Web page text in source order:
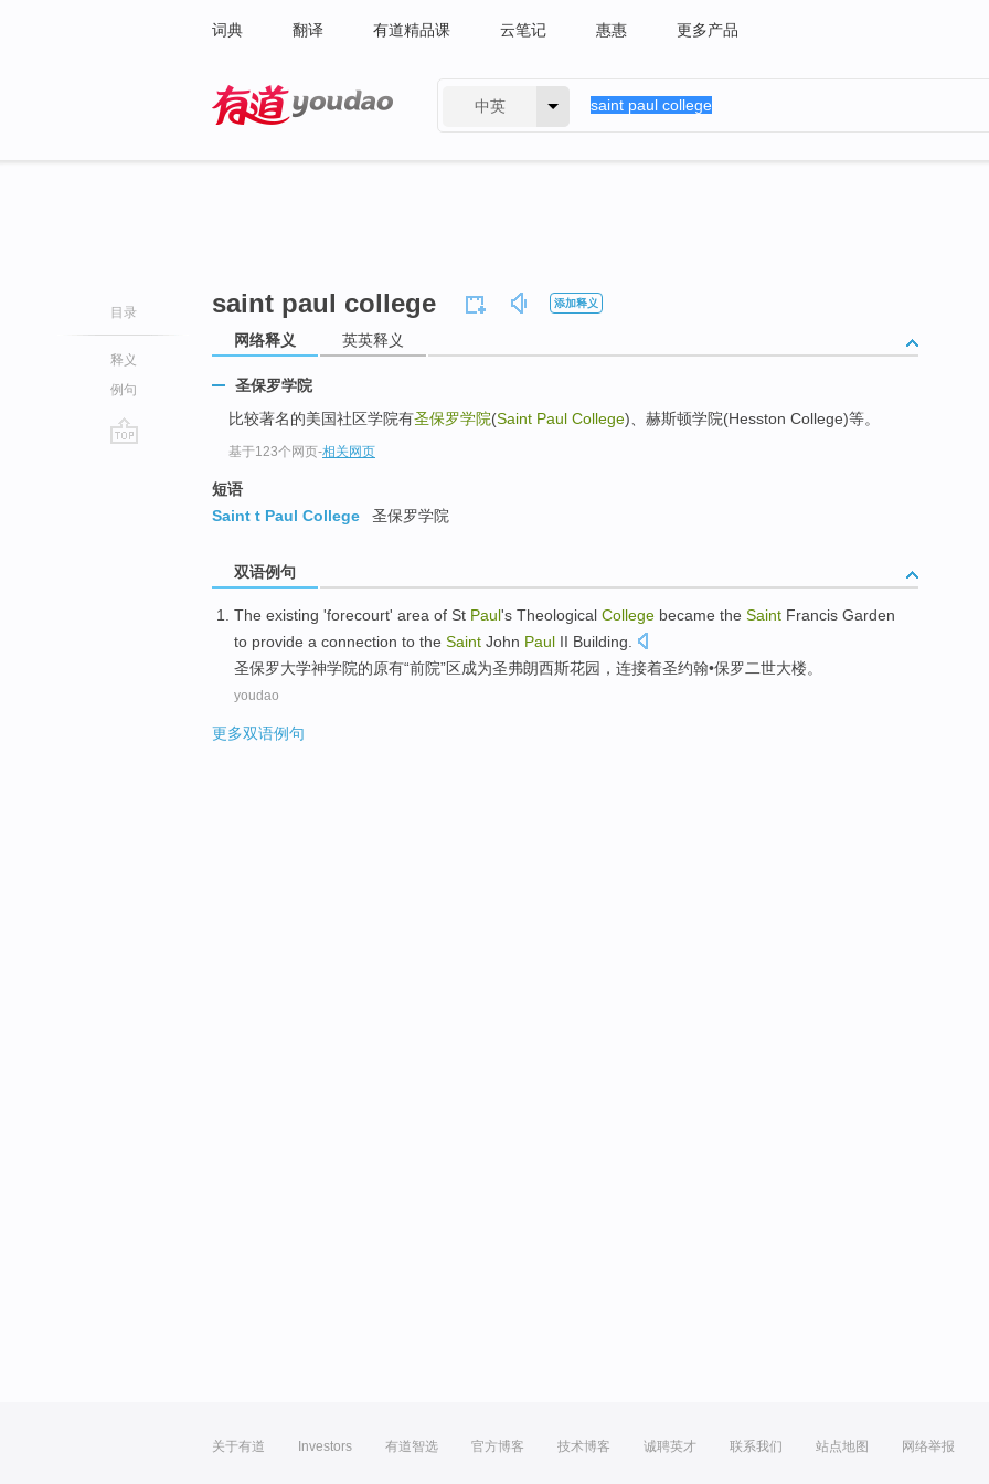
词典 翻译 有道精品课 云笔记 惠惠 更多产品
中英
目录
释义
例句
saint paul college 添加释义
网络释义 英英释义
圣保罗学院
比较著名的美国社区学院有圣保罗学院(Saint Paul College)、赫斯顿学院(Hesston College)等。
基于123个网页-相关网页
短语
Saint t Paul College
圣保罗学院
双语例句
The existing 'forecourt' area of St Paul's Theological College became the Saint Francis Garden
to provide a connection to the Saint John Paul II Building.
圣保罗大学神学院的原有“前院”区成为圣弗朗西斯花园 ， 连接着圣约翰•保罗二世大楼。
youdao
更多双语例句
关于有道 Investors 有道智选 官方博客 技术博客 诚聘英才 联系我们 站点地图 网络举报